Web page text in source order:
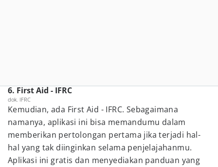
6. First Aid - IFRC
dok. IFRC
Kemudian, ada First Aid - IFRC. Sebagaimana
namanya, aplikasi ini bisa memandumu dalam
memberikan pertolongan pertama jika terjadi hal-
hal yang tak diinginkan selama penjelajahanmu.
Aplikasi ini gratis dan menyediakan panduan yang